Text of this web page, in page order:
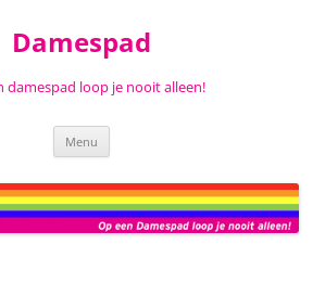
Damespad
damespad loop je nooit alleen!
Menu